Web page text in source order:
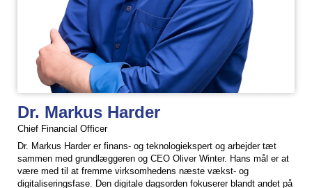
Dr. Markus Harder
Chief Financial Officer
Dr. Markus Harder er finans- og teknologiekspert og arbejder tæt
sammen med grundlæggeren og CEO Oliver Winter. Hans mål er at
være med til at fremme virksomhedens næste vækst- og
digitaliseringsfase. Den digitale dagsorden fokuserer blandt andet på